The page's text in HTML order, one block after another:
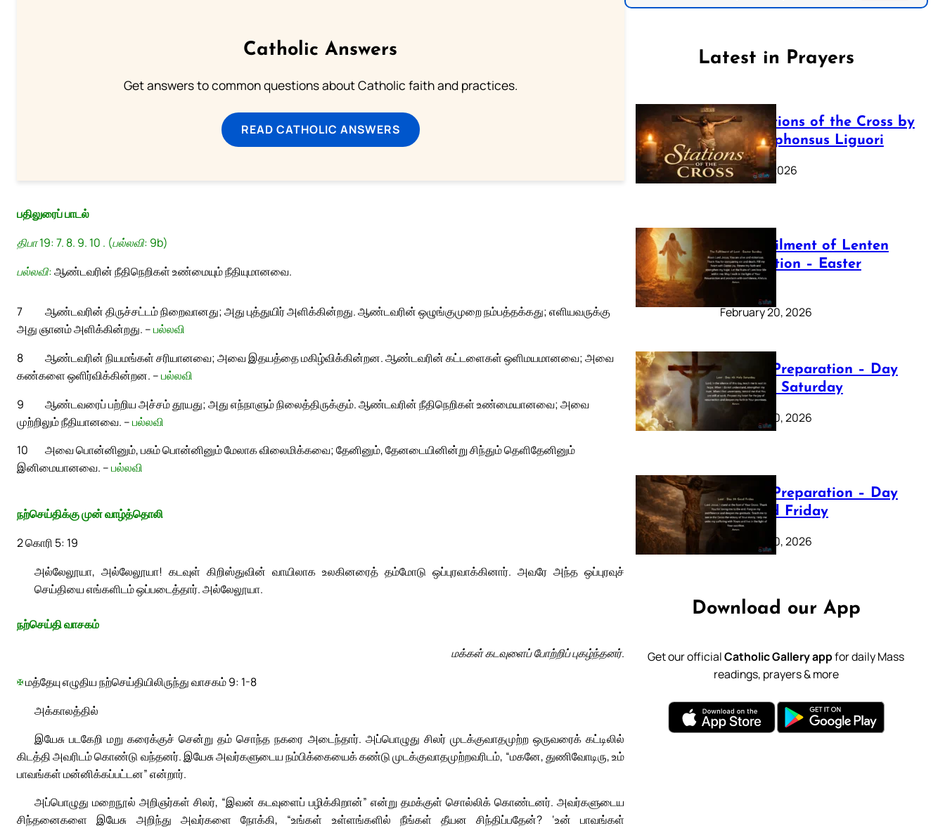
Catholic Answers
Get answers to common questions about Catholic faith and practices.
READ CATHOLIC ANSWERS
பதிலுரைப் பாடல்
திபா 19: 7. 8. 9. 10 . (பல்லவி: 9b)
பல்லவி:ஆண்டவரின் நீதிநெறிகள் உண்மையும் நீதியுமானவை.
7
ஆண்டவரின் திருச்சட்டம் நிறைவானது; அது புத்துயிர் அளிக்கின்றது. ஆண்டவரின் ஒழுங்குமுறை நம்பத்தக்கது; எளியவருக்கு
அது ஞானம் அளிக்கின்றது. –பல்லவி
8
ஆண்டவரின் நியமங்கள் சரியானவை; அவை இதயத்தை மகிழ்விக்கின்றன. ஆண்டவரின் கட்டளைகள் ஒளிமயமானவை; அவை
கண்களை ஒளிர்விக்கின்றன. –பல்லவி
9
ஆண்டவரைப் பற்றிய அச்சம் தூயது; அது எந்நாளும் நிலைத்திருக்கும். ஆண்டவரின் நீதிநெறிகள் உண்மையானவை; அவை
முற்றிலும் நீதியானவை. –பல்லவி
10
அவை பொன்னினும், பசும் பொன்னினும் மேலாக விலைமிக்கவை; தேனினும், தேனடையினின்று சிந்தும் தெளிதேனினும்
இனிமையானவை. –பல்லவி
நற்செய்திக்கு முன் வாழ்த்தொலி
2 கொரி 5: 19
அல்லேலூயா, அல்லேலூயா! கடவுள் கிறிஸ்துவின் வாயிலாக உலகினரைத் தம்மோடு ஒப்புரவாக்கினார். அவரே அந்த ஒப்புரவுச்
செய்தியை எங்களிடம் ஒப்படைத்தார். அல்லேலூயா.
நற்செய்தி வாசகம்
மக்கள் கடவுளைப் போற்றிப் புகழ்ந்தனர்.
✠மத்தேயு எழுதிய நற்செய்தியிலிருந்து வாசகம் 9: 1-8
அக்காலத்தில்
இயேசு படகேறி மறு கரைக்குச் சென்று தம் சொந்த நகரை அடைந்தார். அப்பொழுது சிலர் முடக்குவாதமுற்ற ஒருவரைக் கட்டிலில்
கிடத்தி அவரிடம் கொண்டு வந்தனர். இயேசு அவர்களுடைய நம்பிக்கையைக் கண்டு முடக்குவாதமுற்றவரிடம், “மகனே, துணிவோடிரு, உம்
பாவங்கள் மன்னிக்கப்பட்டன” என்றார்.
அப்பொழுது மறைநூல் அறிஞர்கள் சிலர், “இவன் கடவுளைப் பழிக்கிறான்” என்று தமக்குள் சொல்லிக் கொண்டனர். அவர்களுடைய
சிந்தனைகளை இயேசு அறிந்து அவர்களை நோக்கி, “உங்கள் உள்ளங்களில் நீங்கள் தீயன சிந்திப்பதேன்? ‘உன் பாவங்கள்
Latest in Prayers
The Stations of the Cross by
Saint Alphonsus Liguori
March 16, 2026
The Fulfilment of Lenten
Preparation – Easter
Sunday
February 20, 2026
Lenten Preparation – Day
40: Holy Saturday
February 20, 2026
Lenten Preparation – Day
39: Good Friday
February 20, 2026
Download our App
Get our officialCatholic Gallery appfor daily Mass
readings, prayers & more